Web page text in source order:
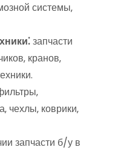
системы‚
запчасти
кранов‚
чехлы‚ коврики‚
запчасти б/у в